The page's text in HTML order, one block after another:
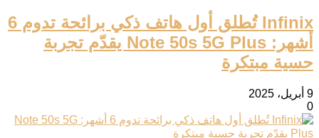
Infinix تُطلق أول هاتف ذكي برائحة تدوم 6
أشهر: Note 50s 5G Plus يقدّم تجربة
حسية مبتكرة
9 أبريل، 2025
0